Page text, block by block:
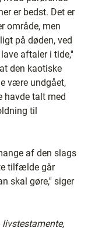
er bedst. Det er
område, men
på døden, ved
aftaler i tide,''
den kaotiske
være undgået,
havde talt med
til
af den slags
tilfælde går
skal gøre,'' siger
livstestamente,